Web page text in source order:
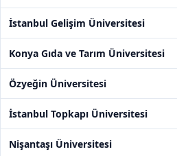
İstanbul Gelişim Üniversitesi
Konya Gıda ve Tarım Üniversitesi
Özyeğin Üniversitesi
İstanbul Topkapı Üniversitesi
Nişantaşı Üniversitesi